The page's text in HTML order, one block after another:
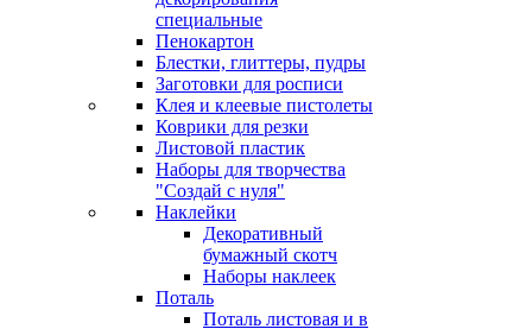
специальные
Пенокартон
Блестки, глиттеры, пудры
Заготовки для росписи
Клея и клеевые пистолеты
Коврики для резки
Листовой пластик
Наборы для творчества
"Создай с нуля"
Наклейки
Декоративный
бумажный скотч
Наборы наклеек
Поталь
Поталь листовая и в